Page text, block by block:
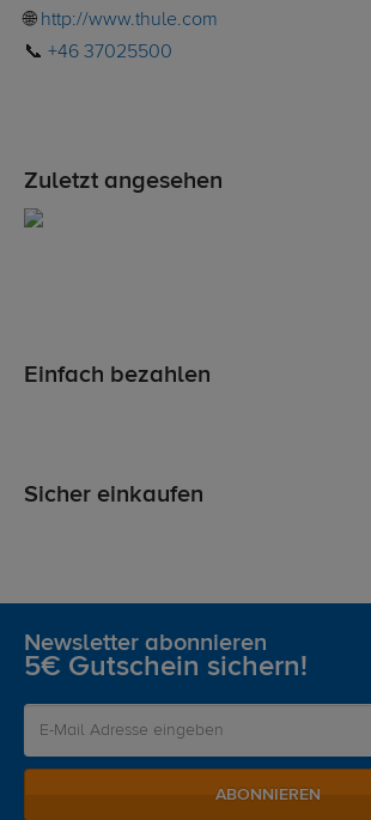
🌐 http://www.thule.com
📞 +46 37025500
Zuletzt angesehen
Einfach bezahlen
Sicher einkaufen
Newsletter abonnieren
5€ Gutschein sichern!
ABONNIEREN